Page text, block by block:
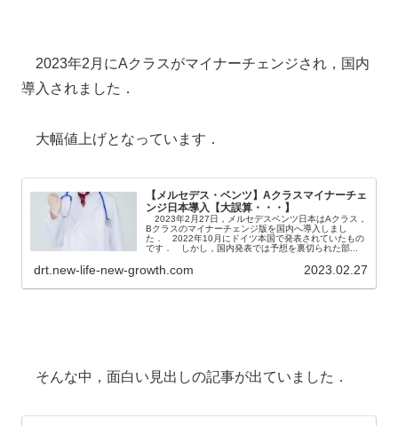
2023年2月にAクラスがマイナーチェンジされ，国内
導入されました．
大幅値上げとなっています．
【メルセデス・ベンツ】Aクラスマイナーチェ
ンジ日本導入【大誤算・・・】
2023年2月27日，メルセデスベンツ日本はAクラス，
Bクラスのマイナーチェンジ版を国内へ導入しまし
た． 2022年10月にドイツ本国で発表されていたもの
です． しかし，国内発表では予想を裏切られた部...
drt.new-life-new-growth.com 2023.02.27
そんな中，面白い見出しの記事が出ていました．